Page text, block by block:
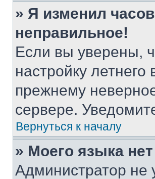
» Я изменил
неправильное!
Если вы уверены,
настройку
прежнему
сервере.
Вернуться к началу
» Моего языка
Администратор не